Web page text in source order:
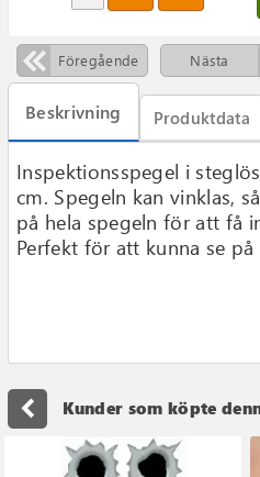
Föregående Nästa
Beskrivning Produktdata
Inspektionsspegel i
cm. Spegeln kan vinklas,
på hela spegeln för att få
Perfekt för att kunna se
Kunder som köpte
navigate_before